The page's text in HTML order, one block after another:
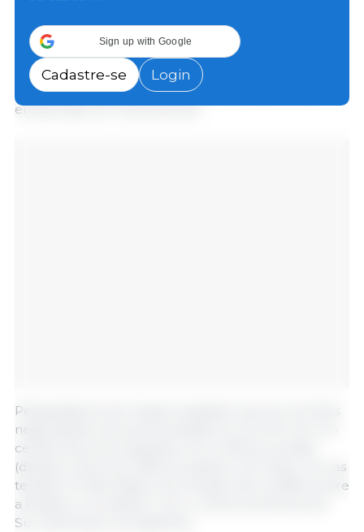
e há sinalização de movimento intenso nas próximas
semanas. A Secex indicou que saíram dos portos
brasileiros 6 milhões de toneladas de milho em
novembro, mais que o dobro (153%) do volume
embarcado em novembro/21.
Pesquisadores do Cepea ressaltam que as recentes
negociações nos portos brasileiros ocorrem em um
cenário de preocupações com a oferta mundial
(devido à seca na União Europeia e na China), com as
tensões no Mar Negro (em função dos conflitos entre
a Rússia e a Ucrânia) e com o clima na América do
Sul, sobretudo na Argentina.
Sign up with Google
Cadastre-se Login